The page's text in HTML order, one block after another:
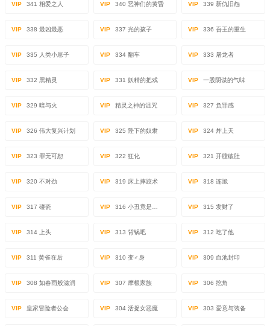
VIP 341 相爱之人 VIP 340 恶神们的黄昏 VIP 339 新仇旧怨
VIP 338 最凶最恶 VIP 337 光的孩子 VIP 336 吾王的重生
VIP 335 人类小崽子 VIP 334 翻车 VIP 333 屠龙者
VIP 332 黑精灵 VIP 331 妖精的把戏 VIP 一股阴谋的气味
VIP 329 暗与火 VIP 精灵之神的诅咒 VIP 327 负罪感
VIP 326 伟大复兴计划 VIP 325 陛下的奴隶 VIP 324 炸上天
VIP 323 罪无可恕 VIP 322 狂化 VIP 321 开膛破肚
VIP 320 不对劲 VIP 319 床上摔跤术 VIP 318 连跪
VIP 317 碰瓷 VIP 316 小丑竟是… VIP 315 发财了
VIP 314 上头 VIP 313 背锅吧 VIP 312 吃了他
VIP 311 黄雀在后 VIP 310 变♂身 VIP 309 血池封印
VIP 308 如春雨般滋润 VIP 307 摩根家族 VIP 306 挖角
VIP 皇家冒险者公会 VIP 304 活捉女恶魔 VIP 303 爱意与装备